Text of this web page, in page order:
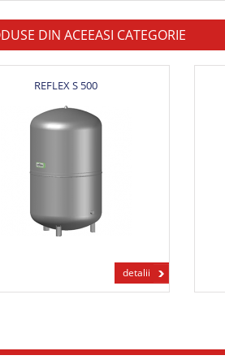
DIN ACEEASI CATEGORIE
REFLEX S 500
detalii